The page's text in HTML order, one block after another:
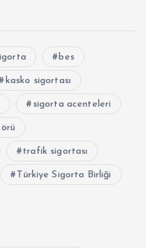
bes
kasko sigortası
sigorta acenteleri
trafik sigortası
Türkiye Sigorta Birliği